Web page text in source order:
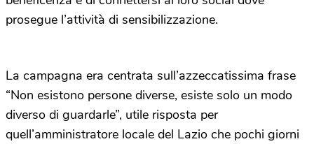
prosegue l’attività di sensibilizzazione.
La campagna era centrata sull’azzeccatissima frase
“Non esistono persone diverse, esiste solo un modo
diverso di guardarle”, utile risposta per
quell’amministratore locale del Lazio che pochi giorni